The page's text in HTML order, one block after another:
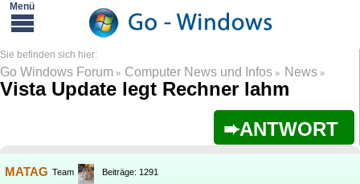
Go Windows Forum » Computer News und Infos » News»
Vista Update legt Rechner lahm
ANTWORT
MATAG Team Beiträge: 1291